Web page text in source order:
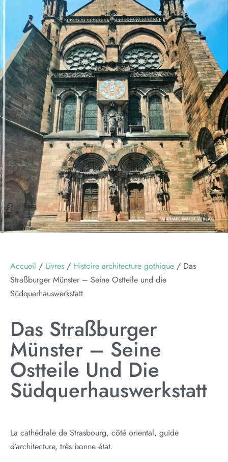
Accueil / Livres / Histoire architecture gothique / Das
Straßburger Münster – Seine Ostteile und die
Südquerhauswerkstatt
Das Straßburger
Münster – Seine
Ostteile Und Die
Südquerhauswerkstatt
La cathédrale de Strasbourg, côté oriental, guide
d’architecture, très bonne état.